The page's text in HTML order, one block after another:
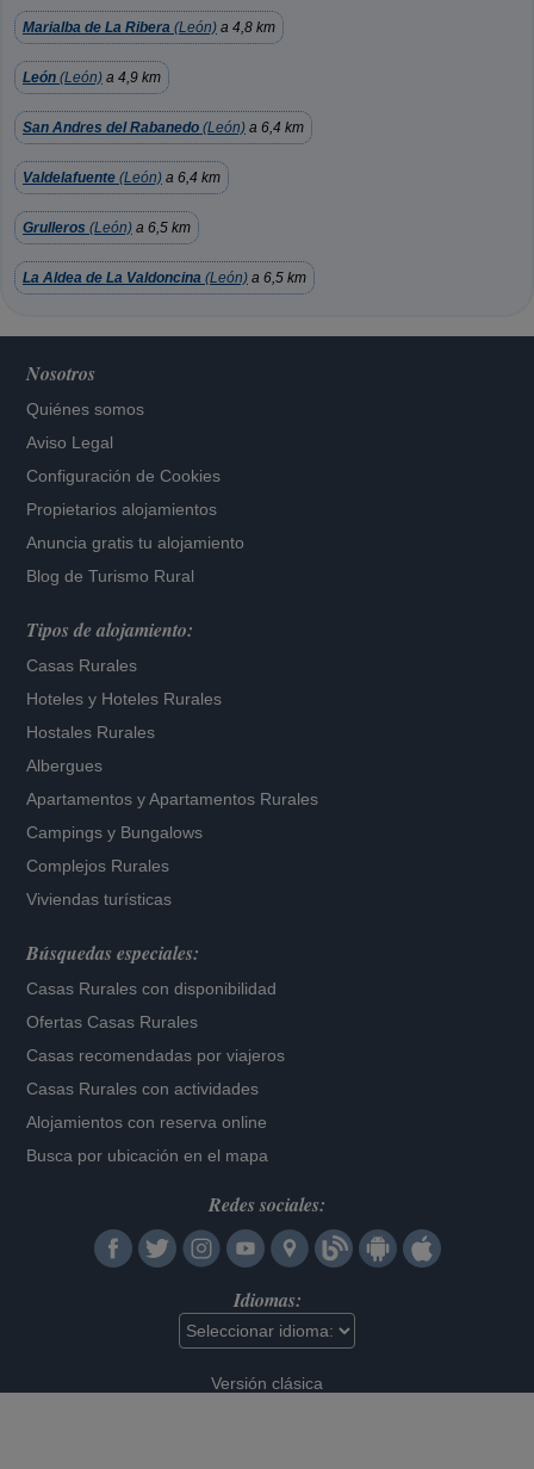
Marialba de La Ribera (León) a 4,8 km
León (León) a 4,9 km
San Andres del Rabanedo (León) a 6,4 km
Valdelafuente (León) a 6,4 km
Grulleros (León) a 6,5 km
La Aldea de La Valdoncina (León) a 6,5 km
Nosotros
Quiénes somos
Aviso Legal
Configuración de Cookies
Propietarios alojamientos
Anuncia gratis tu alojamiento
Blog de Turismo Rural
Tipos de alojamiento:
Casas Rurales
Hoteles y Hoteles Rurales
Hostales Rurales
Albergues
Apartamentos yApartamentos Rurales
Campings y Bungalows
Complejos Rurales
Viviendas turísticas
Búsquedas especiales:
Casas Rurales con disponibilidad
Ofertas Casas Rurales
Casas recomendadas por viajeros
Casas Rurales con actividades
Alojamientos con reserva online
Busca por ubicación en el mapa
Redes sociales:
Idiomas:
Versión clásica